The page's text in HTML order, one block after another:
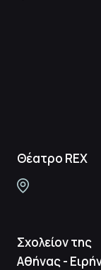
Θέατρο REX
Σχολείον της
Αθήνας -